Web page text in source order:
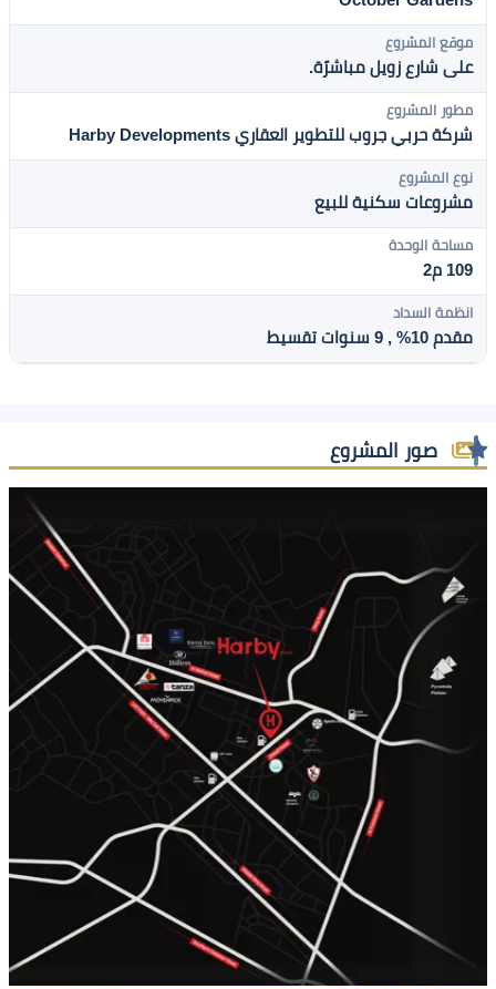
موقع المشروع
على شارع زويل مباشرًة.
مطور المشروع
شركة حربي جروب للتطوير العقاري Harby Developments
نوع المشروع
مشروعات سكنية للبيع
مساحة الوحدة
109 م2
انظمة السداد
مقدم 10% , 9 سنوات تقسيط
صور المشروع